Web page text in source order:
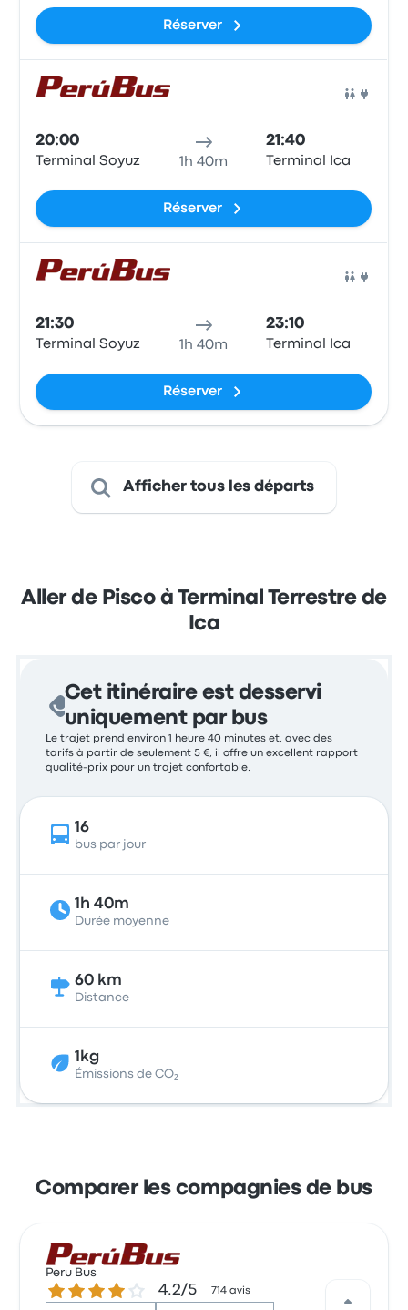
Réserver
20:00
Terminal Soyuz 1h 40m
21:40
Terminal Ica
Réserver
21:30
Terminal Soyuz 1h 40m
23:10
Terminal Ica
Réserver
Afficher tous les départs
Aller de Pisco à Terminal Terrestre de
Ica
Cet itinéraire est desservi
uniquement par bus
Le trajet prend environ 1 heure 40 minutes et, avec des
tarifs à partir de seulement 5 €, il offre un excellent rapport
qualité-prix pour un trajet confortable.
16
bus par jour
1h 40m
Durée moyenne
60 km
Distance
1kg
Émissions de CO₂
Comparer les compagnies de bus
Peru Bus
4.2 sur 5 étoiles 4.2/5 714 avis